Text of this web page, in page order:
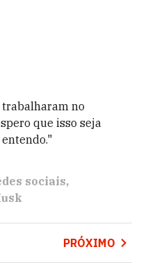
trabalharam no
que isso seja
entendo."
sociais
PRÓXIMO